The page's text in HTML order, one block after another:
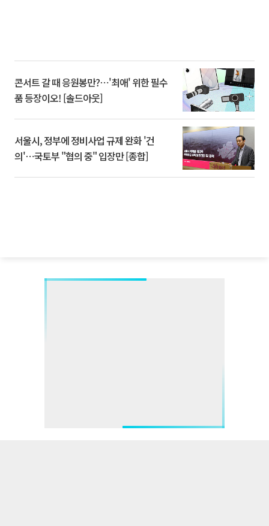
콘서트 갈 때 응원봉만?⋯'최애' 위한 필수
품 등장이오! [솔드아웃]
서울시, 정부에 정비사업 규제 완화 '건
의'⋯국토부 "협의 중" 입장만 [종합]